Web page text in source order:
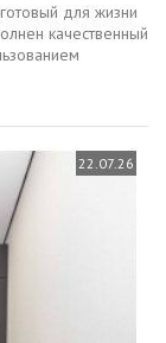
для жизни
качественный
22.07.26